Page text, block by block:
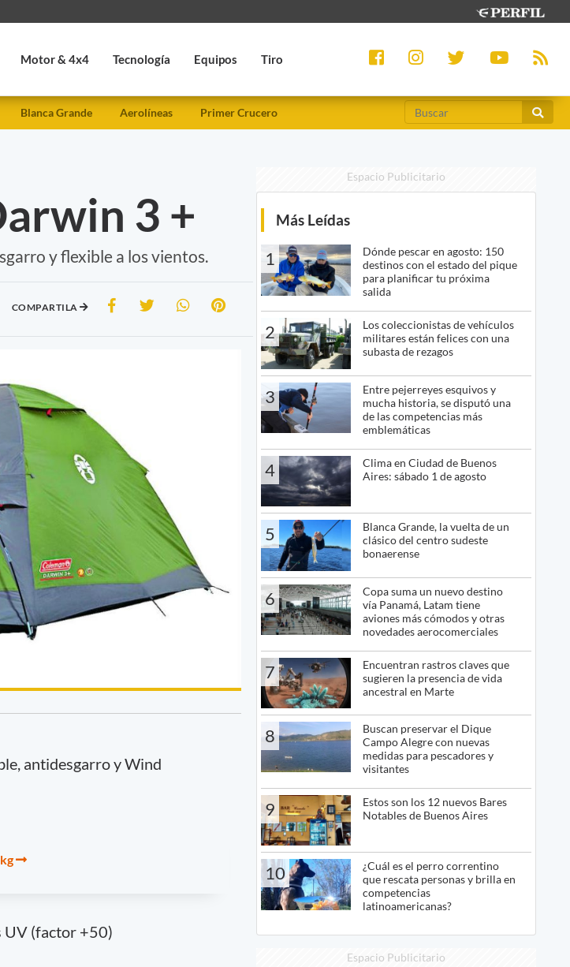
Motor & 4x4 Tecnología Equipos Tiro
Blanca Grande Aerolíneas Primer Crucero
3 +
y flexible a los vientos.
COMPARTILA
antidesgarro y Wind
UV (factor +50)
Espacio Publicitario
Más Leídas
1
Dónde pescar en agosto: 150
destinos con el estado del pique
para planificar tu próxima
salida
2
Los coleccionistas de vehículos
militares están felices con una
subasta de rezagos
3
Entre pejerreyes esquivos y
mucha historia, se disputó una
de las competencias más
emblemáticas
4
Clima en Ciudad de Buenos
Aires: sábado 1 de agosto
5
Blanca Grande, la vuelta de un
clásico del centro sudeste
bonaerense
6
Copa suma un nuevo destino
vía Panamá, Latam tiene
aviones más cómodos y otras
novedades aerocomerciales
7
Encuentran rastros claves que
sugieren la presencia de vida
ancestral en Marte
8
Buscan preservar el Dique
Campo Alegre con nuevas
medidas para pescadores y
visitantes
9
Estos son los 12 nuevos Bares
Notables de Buenos Aires
10
¿Cuál es el perro correntino
que rescata personas y brilla en
competencias
latinoamericanas?
Espacio Publicitario